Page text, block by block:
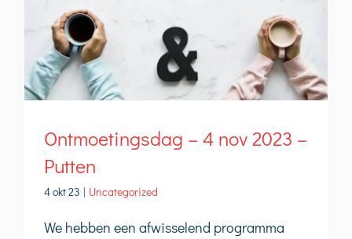
Ontmoetingsdag – 4 nov 2023 –
Putten
4 okt 23 | Uncategorized
We hebben een afwisselend programma